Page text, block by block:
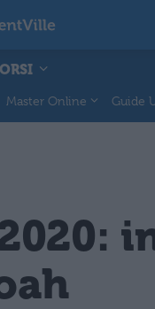
Master Online Guide